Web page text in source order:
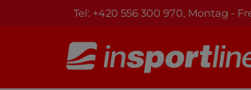
Tel: +420 556 300 970, Montag -